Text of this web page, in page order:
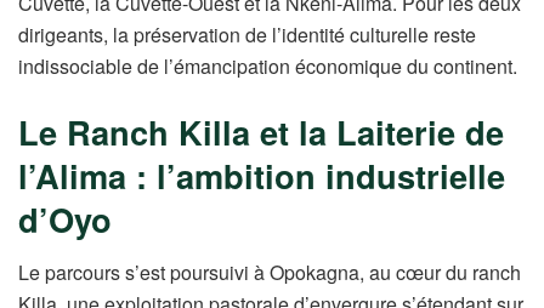
dirigeants, la préservation de l’identité culturelle reste
indissociable de l’émancipation économique du continent.
Le Ranch Killa et la Laiterie de
l’Alima : l’ambition industrielle
d’Oyo
Le parcours s’est poursuivi à Opokagna, au cœur du ranch